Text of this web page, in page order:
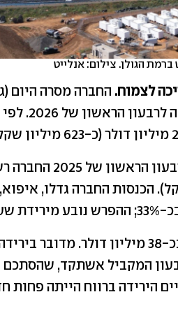
הגולן. צילום: אנלייט
לצמוח. החברה מסרה היום
של 2026. לפי הדו"ח,
מדובר בעלייה חדה בהכנסות
הירידה ברווח הייתה פחות